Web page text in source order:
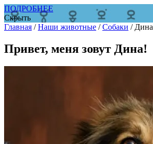
ПОДРОБНЕЕ
Скрыть
Главная / Наши животные / Собаки / Дина
Привет, меня зовут Дина!